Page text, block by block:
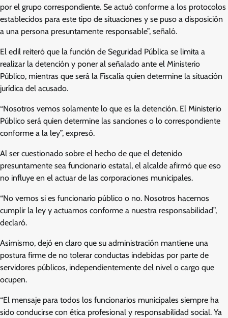
por el grupo correspondiente. Se actuó conforme a los protocolos
establecidos para este tipo de situaciones y se puso a disposición
a una persona presuntamente responsable”, señaló.
El edil reiteró que la función de Seguridad Pública se limita a
realizar la detención y poner al señalado ante el Ministerio
Público, mientras que será la Fiscalía quien determine la situación
jurídica del acusado.
“Nosotros vemos solamente lo que es la detención. El Ministerio
Público será quien determine las sanciones o lo correspondiente
conforme a la ley”, expresó.
Al ser cuestionado sobre el hecho de que el detenido
presuntamente sea funcionario estatal, el alcalde afirmó que eso
no influye en el actuar de las corporaciones municipales.
“No vemos si es funcionario público o no. Nosotros hacemos
cumplir la ley y actuamos conforme a nuestra responsabilidad”,
declaró.
Asimismo, dejó en claro que su administración mantiene una
postura firme de no tolerar conductas indebidas por parte de
servidores públicos, independientemente del nivel o cargo que
ocupen.
“El mensaje para todos los funcionarios municipales siempre ha
sido conducirse con ética profesional y responsabilidad social. Ya